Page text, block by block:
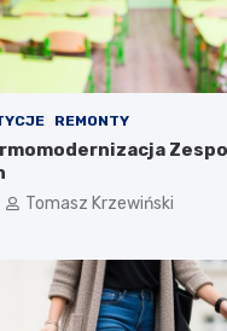
REMONTY
Tomasz Krzewiński